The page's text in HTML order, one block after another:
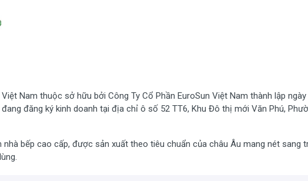
dòng bếp gas thuộc thương hiệu Eurosun, có hai bếp nấu, được cấu tạo bởi :
sứ đánh lửa, kim phun gas và mâm chia lửa. Với hệ thống đánh lửa IC ( Pin
hiện tượng bức xạ nhiệt tia hồng ngoại khi nấu. Lượng gas tiêu thụ tối đa 0.21
loại bếp gas thông thường.
Nam thuộc sở hữu bởi Công Ty Cổ Phần EuroSun Việt Nam thành lập ngày
đăng ký kinh doanh tại địa chỉ ô số 52 TT6, Khu Đô thị mới Văn Phú,
bếp cao cấp, được sản xuất theo tiêu chuẩn của châu Âu mang nét sang